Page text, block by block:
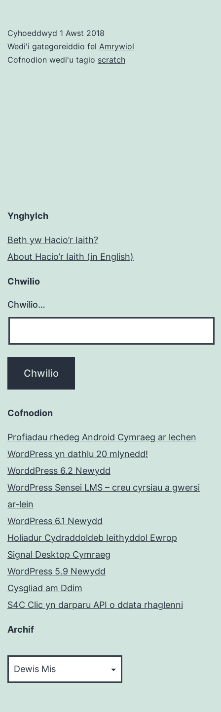
cael
ei
Cyhoeddwyd 1 Awst 2018
Wedi'i gategoreiddio fel Amrywiol
Cofnodion wedi'u tagio scratch
Ynghylch
Beth yw Hacio’r Iaith?
About Hacio’r Iaith (in English)
Chwilio
Chwilio…
Cofnodion
Profiadau rhedeg Android Cymraeg ar lechen
WordPress yn dathlu 20 mlynedd!
WorddPress 6.2 Newydd
WordPress Sensei LMS – creu cyrsiau a gwersi
ar-lein
WordPress 6.1 Newydd
Holiadur Cydraddoldeb Ieithyddol Ewrop
Signal Desktop Cymraeg
WordPress 5.9 Newydd
Cysgliad am Ddim
S4C Clic yn darparu API o ddata rhaglenni
Archif